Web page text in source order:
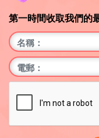
第一時間收取我們的